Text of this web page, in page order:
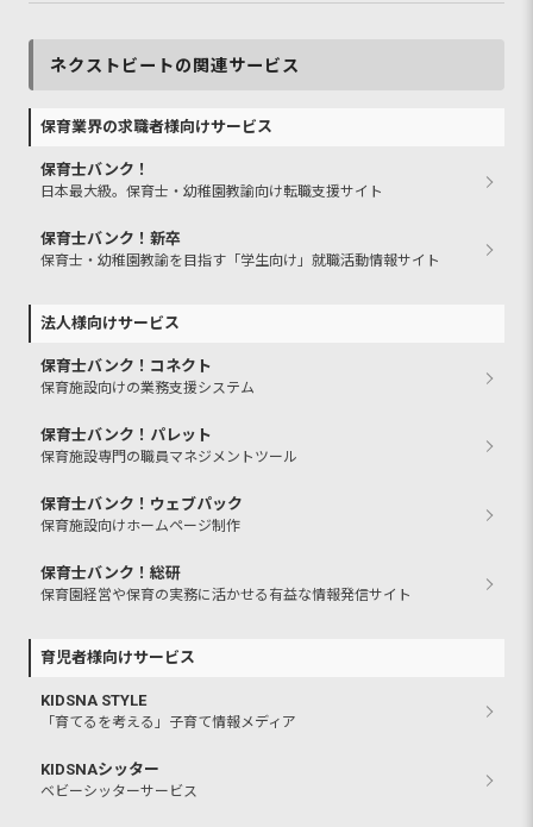
ネクストビートの関連サービス
保育業界の求職者様向けサービス
保育士バンク！
日本最大級。保育士・幼稚園教諭向け転職支援サイト
保育士バンク！新卒
保育士・幼稚園教諭を目指す「学生向け」就職活動情報サイト
法人様向けサービス
保育士バンク！コネクト
保育施設向けの業務支援システム
保育士バンク！パレット
保育施設専門の職員マネジメントツール
保育士バンク！ウェブパック
保育施設向けホームページ制作
保育士バンク！総研
保育園経営や保育の実務に活かせる有益な情報発信サイト
育児者様向けサービス
KIDSNA STYLE
「育てるを考える」子育て情報メディア
KIDSNAシッター
ベビーシッターサービス